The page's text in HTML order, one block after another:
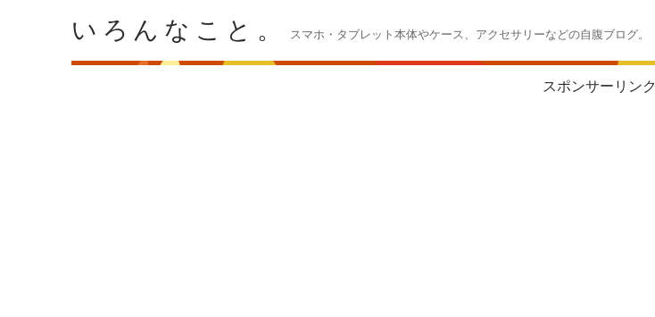
いろんなこと。 スマホ・タブレット本体やケース、アクセサリーなどの自腹ブログ。
スポンサーリンク